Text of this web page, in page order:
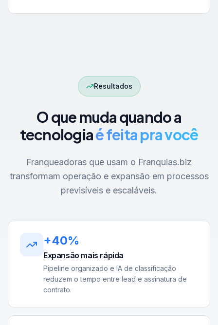
Resultados
O que muda quando a
tecnologiaé feita pra você
Franqueadoras que usam o Franquias.biz
transformam operação e expansão em processos
previsíveis e escaláveis.
+40%
Expansão mais rápida
Pipeline organizado e IA de classificação
reduzem o tempo entre lead e assinatura de
contrato.